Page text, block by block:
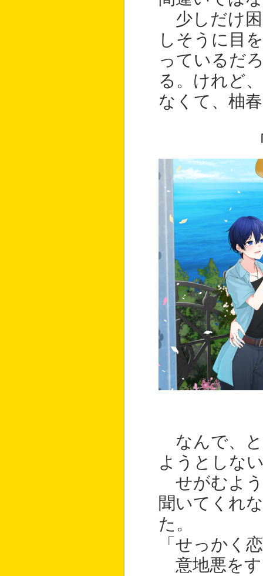
少しだけ困
しそうに目
っているだ
る。けれど
なくて、柚
なんで、と
ようとしな
せがむよう
聞いてくれ
た。
「せっかく
意地悪をす